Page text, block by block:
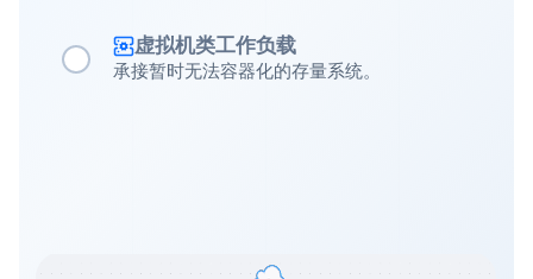
虚拟机类工作负载
承接暂时无法容器化的存量系统。